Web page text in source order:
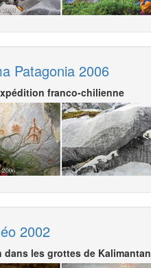
Patagonia 2006
franco-chilienne
2002
dans les grottes de Kalimantan